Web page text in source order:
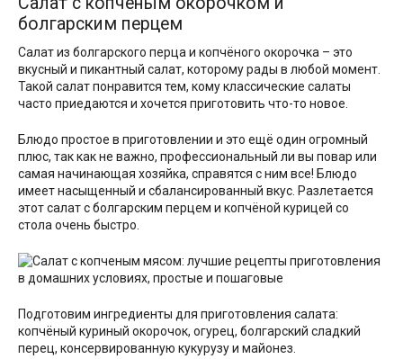
болгарским перцем
Салат из болгарского перца и копчёного окорочка – это
вкусный и пикантный салат, которому рады в любой момент.
Такой салат понравится тем, кому классические салаты
часто приедаются и хочется приготовить что-то новое.
Блюдо простое в приготовлении и это ещё один огромный
плюс, так как не важно, профессиональный ли вы повар или
самая начинающая хозяйка, справятся с ним все! Блюдо
имеет насыщенный и сбалансированный вкус. Разлетается
этот салат с болгарским перцем и копчёной курицей со
стола очень быстро.
Подготовим ингредиенты для приготовления салата:
копчёный куриный окорочок, огурец, болгарский сладкий
перец, консервированную кукурузу и майонез.